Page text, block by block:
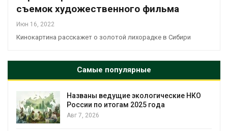
съемок художественного фильма
Июн 16, 2022
Кинокартина расскажет о золотой лихорадке в Сибири
Самые популярные
экологические НКО
2025 года
В китайской